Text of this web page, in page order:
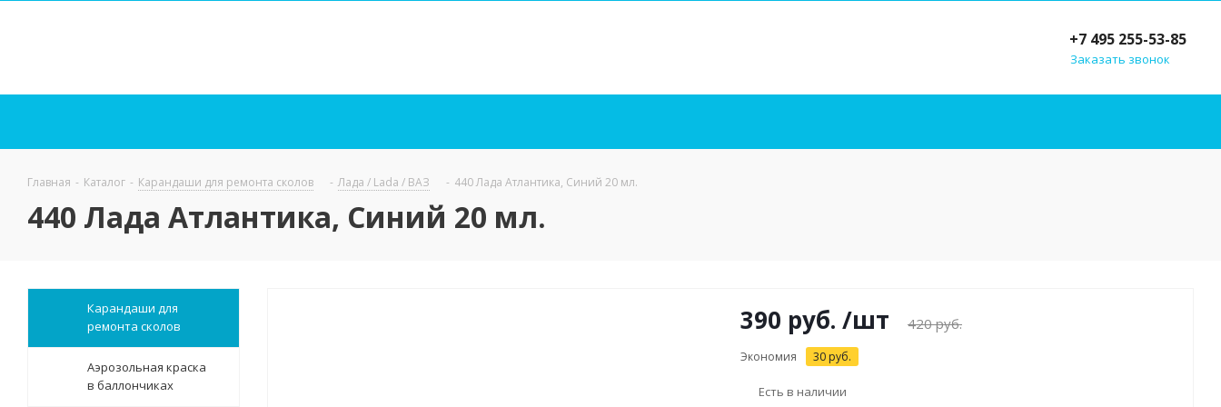
+7 495 255-53-85
Заказать звонок
Главная - Каталог - Карандаши для ремонта сколов - Лада / Lada / ВАЗ - 440 Лада Атлантика, Синий 20 мл.
440 Лада Атлантика, Синий 20 мл.
390 руб. /шт 420руб.
Экономия 30 руб.
Есть в наличии
Карандаши для
ремонта сколов
Аэрозольная краска
в баллончиках